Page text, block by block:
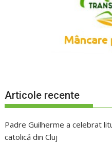
Articole recente
Padre Guilherme a celebrat
catolică din Cluj